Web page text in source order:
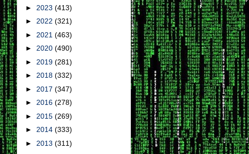
► 2023 (413)
► 2022 (321)
► 2021 (463)
► 2020 (490)
► 2019 (281)
► 2018 (332)
► 2017 (347)
► 2016 (278)
► 2015 (269)
► 2014 (333)
► 2013 (311)